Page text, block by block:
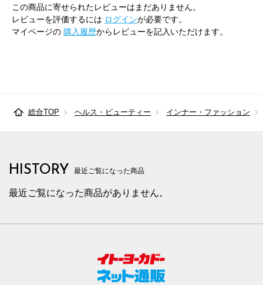
この商品に寄せられたレビューはまだありません。
レビューを評価するには ログインが必要です。
マイページの 購入履歴からレビューを記入いただけます。
総合TOP ヘルス・ビューティー インナー・ファッション
HISTORY 最近ご覧になった商品
最近ご覧になった商品がありません。